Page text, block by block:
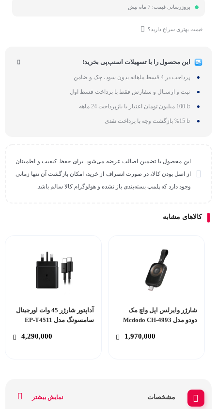
بروزرسانی قیمت: 7 ماه پیش
قیمت بهتری سراغ دارید؟
این محصول را با تسهیلات اسنپ‌پی بخرید!
پرداخت در 4 قسط ماهانه بدون سود، چک و ضامن
ثبت و ارسـال و سفارش فقط با پرداخت قسط اول
تا 100 میلیون تومان اعتبار با بازپرداخت 24 ماهه
تا 15% بازگشت وجه با پرداخت نقدی
این محصول با تضمین اصالت عرضه می‌شود. برای حفظ کیفیت و اطمینان
از اصل بودن کالا، در صورت انصراف از خرید، امکان بازگشت آن تنها زمانی
وجود دارد که پلمپ بسته‌بندی باز نشده و هولوگرام کالا سالم باشد.
کالاهای مشابه
شارژر وایرلس اپل واچ مک
دودو مدل Mcdodo CH-4993
1,970,000
آداپتور شارژر 45 وات اورجینال
سامسونگ مدل EP-T4511
4,290,000
مشخصات نمایش بیشتر